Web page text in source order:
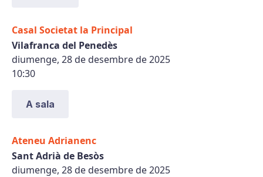
Casal Societat la Principal
Vilafranca del Penedès
diumenge, 28 de desembre de 2025
10:30
A sala
Ateneu Adrianenc
Sant Adrià de Besòs
diumenge, 28 de desembre de 2025